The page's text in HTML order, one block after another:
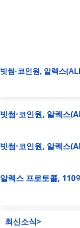
빗썸·코인원, 알렉스
빗썸·코인원, 알렉스
빗썸·코인원, 알렉스
알렉스 프로토콜, 110
최신소식>